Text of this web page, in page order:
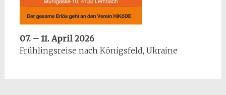
07. – 11. April 2026
Frühlingsreise nach Königsfeld, Ukraine